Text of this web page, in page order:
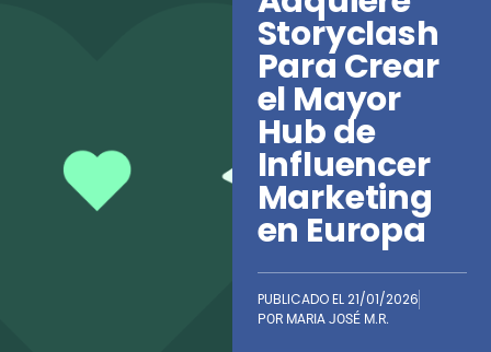
Storyclash
Para Crear
el Mayor
Hub de
Influencer
Marketing
en Europa
PUBLICADO EL21/01/2026
POR MARIA JOSÉ M.R.